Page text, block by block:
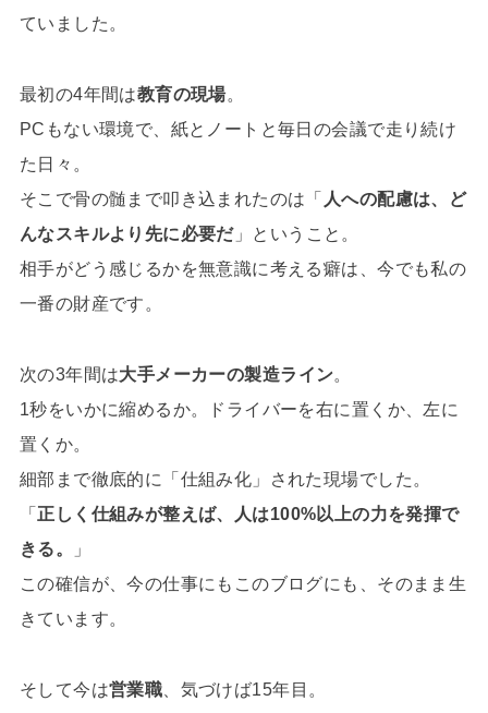
ていました。
最初の4年間は教育の現場。
PCもない環境で、紙とノートと毎日の会議で走り続け
た日々。
そこで骨の髄まで叩き込まれたのは「 人への配慮は、ど
んなスキルより先に必要だ」ということ。
相手がどう感じるかを無意識に考える癖は、今でも私の
一番の財産です。
次の3年間は大手メーカーの製造ライン。
1秒をいかに縮めるか。ドライバーを右に置くか、左に
置くか。
細部まで徹底的に「仕組み化」された現場でした。
「正しく仕組みが整えば、人は100%以上の力を発揮で
きる。
」
この確信が、今の仕事にもこのブログにも、そのまま生
きています。
そして今は営業職 、気づけば15年目。